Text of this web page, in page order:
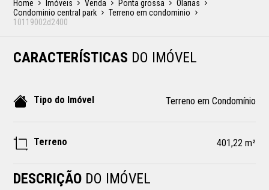
Home Imóveis Venda Ponta grossa
Olarias
Condominio central park
Terreno em condominio
10119002d2400
CARACTERÍSTICAS DO IMÓVEL
Tipo do Imóvel Terreno em Condomínio
Terreno 401,22 m²
DESCRIÇÃO DO IMÓVEL